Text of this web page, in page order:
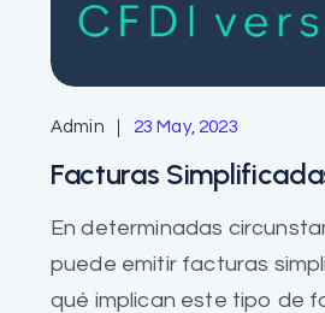
Admin 23 May, 2023
Facturas
En determinadas
puede emitir facturas
qué implican este tipo de